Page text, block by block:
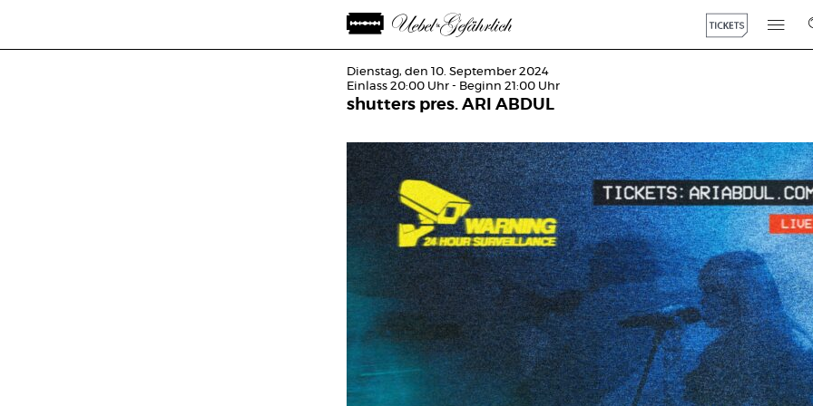
Dienstag, den 10. September 2024
Einlass 20:00 Uhr - Beginn 21:00 Uhr
shutters pres. ARI ABDUL